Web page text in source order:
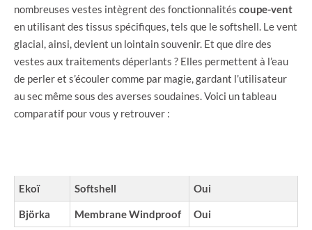
nombreuses vestes intègrent des fonctionnalités coupe-vent
en utilisant des tissus spécifiques, tels que le softshell. Le vent
glacial, ainsi, devient un lointain souvenir. Et que dire des
vestes aux traitements déperlants ? Elles permettent à l’eau
de perler et s’écouler comme par magie, gardant l’utilisateur
au sec même sous des averses soudaines. Voici un tableau
comparatif pour vous y retrouver :
Ekoï Softshell Oui
Björka Membrane Windproof Oui